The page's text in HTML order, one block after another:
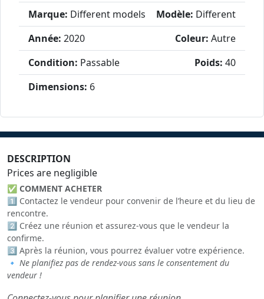
Marque: Different models Modèle: Different
Année: 2020 Coleur: Autre
Condition: Passable Poids: 40
Dimensions: 6
DESCRIPTION
Prices are negligible
✅ COMMENT ACHETER
1️⃣ Contactez le vendeur pour convenir de l’heure et du lieu de
rencontre.
2️⃣ Créez une réunion et assurez-vous que le vendeur la
confirme.
3️⃣ Après la réunion, vous pourrez évaluer votre expérience.
🔹 Ne planifiez pas de rendez-vous sans le consentement du
vendeur !